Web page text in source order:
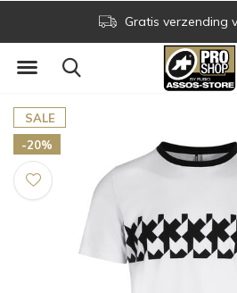
Gratis verzending
SALE
-20%